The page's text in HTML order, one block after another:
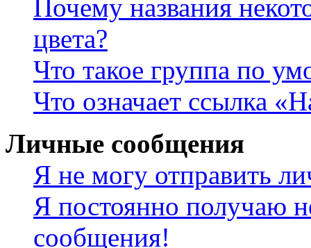
Почему названия
цвета?
Что такое группа по
Что означает ссылка
Личные сообщения
Я не могу отправить
Я постоянно получаю
сообщения!